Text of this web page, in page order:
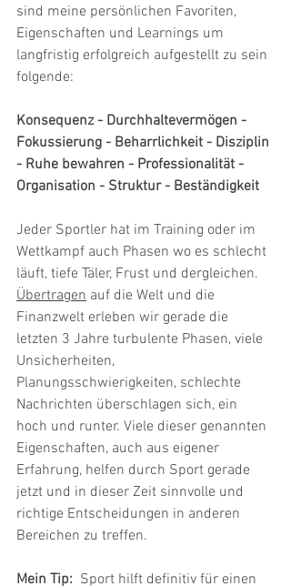
sind meine persönlichen Favoriten,
Eigenschaften und Learnings um
langfristig erfolgreich aufgestellt zu sein
folgende:
Konsequenz - Durchhaltevermögen -
Fokussierung - Beharrlichkeit - Disziplin
- Ruhe bewahren - Professionalität -
Organisation - Struktur - Beständigkeit
Jeder Sportler hat im Training oder im
Wettkampf auch Phasen wo es schlecht
läuft, tiefe Täler, Frust und dergleichen.
Übertragen auf die Welt und die
Finanzwelt erleben wir gerade die
letzten 3 Jahre turbulente Phasen, viele
Unsicherheiten,
Planungsschwierigkeiten, schlechte
Nachrichten überschlagen sich, ein
hoch und runter. Viele dieser genannten
Eigenschaften, auch aus eigener
Erfahrung, helfen durch Sport gerade
jetzt und in dieser Zeit sinnvolle und
richtige Entscheidungen in anderen
Bereichen zu treffen.
Mein Tip:
  Sport hilft definitiv für einen